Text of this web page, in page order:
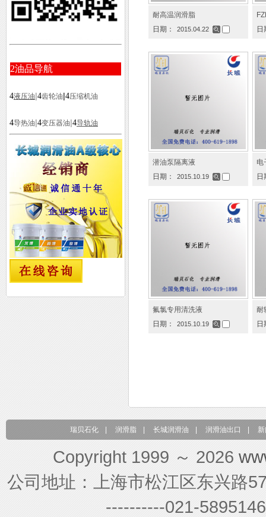
2油品导航
4液压油|4齿轮油|4压缩机油
4导热油|4变压器油|4导轨油
耐高温润滑脂
日期：
2015.04.22
日
潜油泵隔离液
日期：
2015.10.19
电
日
氟氯专用清洗液
日期：
2015.10.19
耐
日
瑞贝石化 润滑脂 长城润滑油 润滑油出口
Copyright 1999 ～ 2026
公司地址：上海市松江区东兴路
----------021-